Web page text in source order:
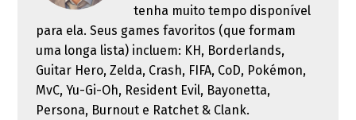
tenha muito tempo disponível
para ela. Seus games favoritos (que formam
uma longa lista) incluem: KH, Borderlands,
Guitar Hero, Zelda, Crash, FIFA, CoD, Pokémon,
MvC, Yu-Gi-Oh, Resident Evil, Bayonetta,
Persona, Burnout e Ratchet & Clank.